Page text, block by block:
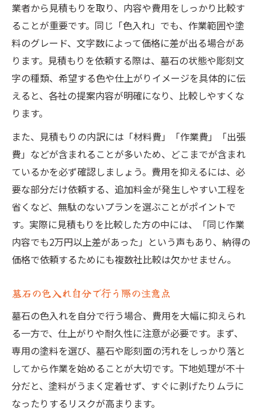
安価かつ上手いお墓色入れの基本知識
お墓色入れの基礎知識と費用相場とは
安くてきれいな色入れ成功のコツ紹介
墓石色入れの種類と長持ちする選び方
お墓色入れで人気の色とその特徴を解説
色選びを迷った時の墓石色入れポイント
お墓色入れで悩みやすい色選びの基準
墓石色入れで人気色や風水の意味を解説
お墓色入れで後悔しない色決定のコツ
お墓色入れで家族が納得する話し合い方
墓石色入れで避けたい色の注意点とは
墓石の色入れを美しく保つメンテナンス術
墓石色入れの色落ちを防ぐコツと注意点
お墓色入れのメンテナンス頻度と方法
きれいな色入れを保つための清掃ポイント
お墓色入れの剥がれを防ぐメンテナンス術
お墓色入れで失敗しない業者選びのコツ
お墓色入れで信頼できる業者選びの視点
墓石色入れの口コミ活用と比較ポイント
業者から見積もりを取り、内容や費用をしっかり比較す
ることが重要です。同じ「色入れ」でも、作業範囲や塗
料のグレード、文字数によって価格に差が出る場合があ
ります。見積もりを依頼する際は、墓石の状態や彫刻文
字の種類、希望する色や仕上がりイメージを具体的に伝
えると、各社の提案内容が明確になり、比較しやすくな
ります。
また、見積もりの内訳には「材料費」「作業費」「出張
費」などが含まれることが多いため、どこまでが含まれ
ているかを必ず確認しましょう。費用を抑えるには、必
要な部分だけ依頼する、追加料金が発生しやすい工程を
省くなど、無駄のないプランを選ぶことがポイントで
す。実際に見積もりを比較した方の中には、「同じ作業
内容でも2万円以上差があった」という声もあり、納得の
価格で依頼するためにも複数社比較は欠かせません。
墓石の色入れ自分で行う際の注意点
墓石の色入れを自分で行う場合、費用を大幅に抑えられ
る一方で、仕上がりや耐久性に注意が必要です。まず、
専用の塗料を選び、墓石や彫刻面の汚れをしっかり落と
してから作業を始めることが大切です。下地処理が不十
分だと、塗料がうまく定着せず、すぐに剥げたりムラに
なったりするリスクが高まります。